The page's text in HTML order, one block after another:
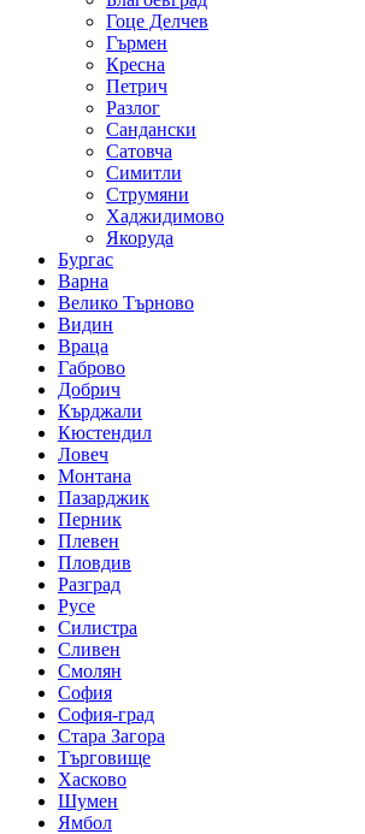
Гоце Делчев
Гърмен
Кресна
Петрич
Разлог
Сандански
Сатовча
Симитли
Струмяни
Хаджидимово
Якоруда
Бургас
Варна
Велико Търново
Видин
Враца
Габрово
Добрич
Кърджали
Кюстендил
Ловеч
Монтана
Пазарджик
Перник
Плевен
Пловдив
Разград
Русе
Силистра
Сливен
Смолян
София
София-град
Стара Загора
Търговище
Хасково
Шумен
Ямбол